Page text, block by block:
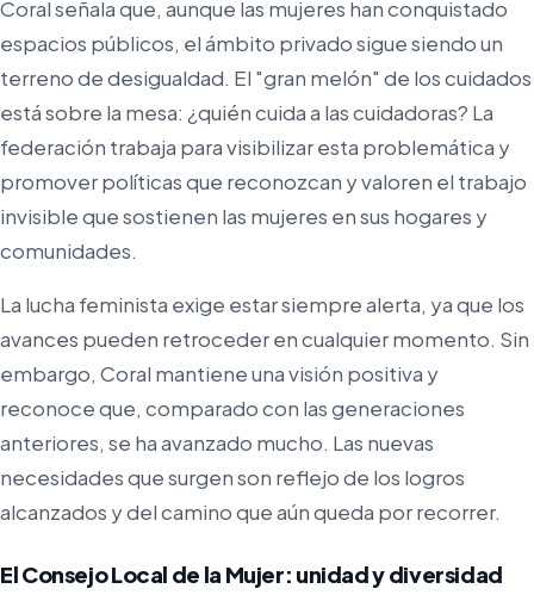
Coral señala que, aunque las mujeres han conquistado
espacios públicos, el ámbito privado sigue siendo un
terreno de desigualdad. El "gran melón" de los cuidados
está sobre la mesa: ¿quién cuida a las cuidadoras? La
federación trabaja para visibilizar esta problemática y
promover políticas que reconozcan y valoren el trabajo
invisible que sostienen las mujeres en sus hogares y
comunidades.
La lucha feminista exige estar siempre alerta, ya que los
avances pueden retroceder en cualquier momento. Sin
embargo, Coral mantiene una visión positiva y
reconoce que, comparado con las generaciones
anteriores, se ha avanzado mucho. Las nuevas
necesidades que surgen son reflejo de los logros
alcanzados y del camino que aún queda por recorrer.
El Consejo Local de la Mujer: unidad y diversidad